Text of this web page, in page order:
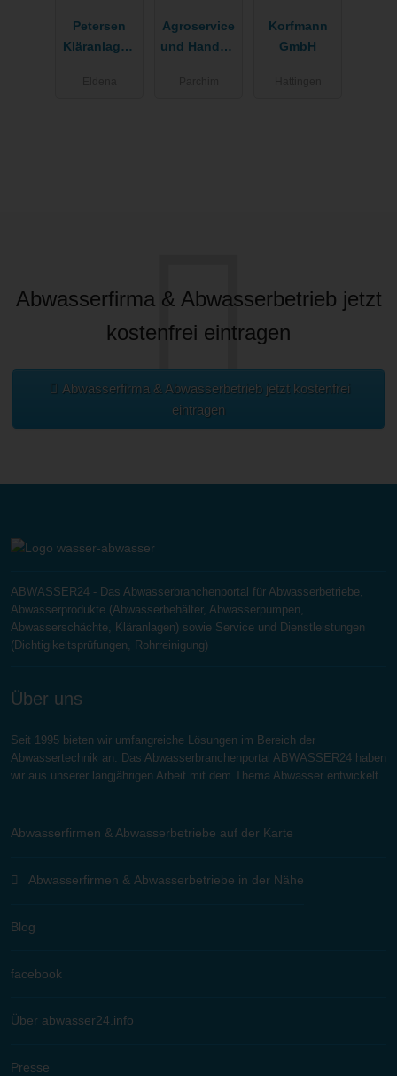
Petersen
Kläranlagen
Agroservice
und Handels
Korfmann
GmbH
Abwasserfirma & Abwasserbetrieb jetzt
kostenfrei eintragen
Abwasserfirma & Abwasserbetrieb jetzt kostenfrei
eintragen
ABWASSER24 - Das Abwasserbranchenportal für Abwasserbetriebe,
Abwasserprodukte (Abwasserbehälter, Abwasserpumpen,
Abwasserschächte, Kläranlagen) sowie Service und Dienstleistungen
(Dichtigikeitsprüfungen, Rohrreinigung)
Über uns
Seit 1995 bieten wir umfangreiche Lösungen im Bereich der
Abwassertechnik an. Das Abwasserbranchenportal ABWASSER24 haben
wir aus unserer langjährigen Arbeit mit dem Thema Abwasser entwickelt.
Abwasserfirmen & Abwasserbetriebe auf der Karte
Abwasserfirmen & Abwasserbetriebe in der Nähe
Blog
facebook
Über abwasser24.info
Presse